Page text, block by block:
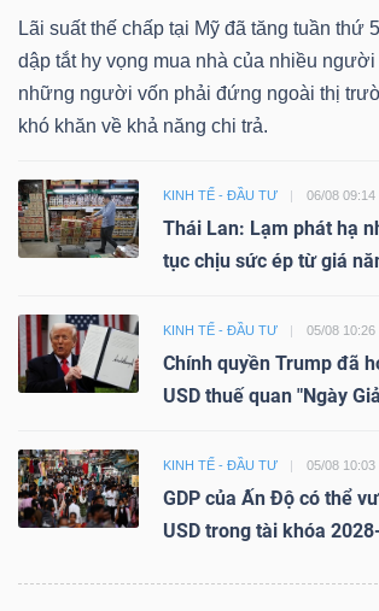
Lãi suất thế chấp tại Mỹ đã tăng tuần thứ
dập tắt hy vọng mua nhà của nhiều
những người vốn phải đứng ngoài thị
khó khăn về khả năng chi trả.
KINH TẾ - ĐẦU TƯ 06/08 09:14
Thái Lan: Lạm phát hạ
tục chịu sức ép từ giá
KINH TẾ - ĐẦU TƯ 05/08 10:26
Chính quyền Trump đã
USD thuế quan "Ngày
KINH TẾ - ĐẦU TƯ 05/08 10:03
GDP của Ấn Độ có thể
USD trong tài khóa